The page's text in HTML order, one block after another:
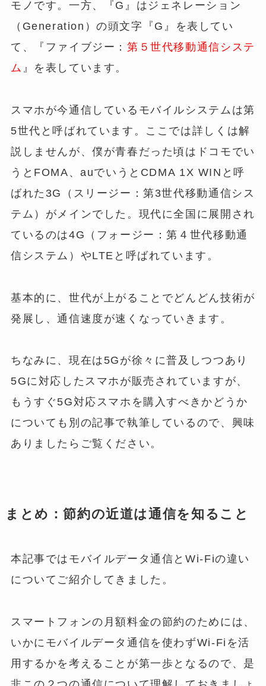
モノです。 一方、『G』はジェネレーション
（Generation）の頭文字『G』を表してい
て、『ファイブジー：第５世代移動通信システ
ム 』を表しています。
スマホが今通信しているモバイルシステムは第
5世代と呼ばれています。ここでは詳しくは解
説しませんが、僕が青春だった頃はドコモでい
うとFOMA、auでいうとCDMA 1X WINと呼
ばれた3G（スリージー：第3世代移動通信シス
テム）がメインでした。現代に全国に展開され
ているのは4G（フォージー：第４世代移動通
信システム）やLTEと呼ばれています。
基本的に、世代が上がることでどんどん技術が
発展し、通信速度が速くなっていきます。
ちなみに、現在は5Gが徐々に普及しつつあり
5Gに対応したスマホが販売されていますが、
もうすぐ5G対応スマホを購入すべきか どうか
についても別の記事で執筆しているので、興味
ありましたらご覧ください。
まとめ：節約の近道は通信を知ること
本記事ではモバイルデータ通信とWi-Fiの違い
についてご紹介してきました。
スマートフォンの月額料金の節約のためには、
いかにモバイルデータ通信を使わずWi-Fiを活
用するかを考えることが第一歩となるので、是